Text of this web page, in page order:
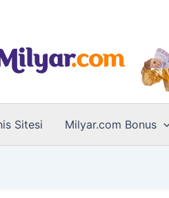
Sitesi Milyar.com Bonus